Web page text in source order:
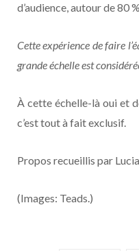
d’audience, autour de 80
Cette expérience de faire
grande échelle est
À cette échelle-là oui et
c’est tout à fait exclusif.
Propos recueillis par
(Images: Teads.)